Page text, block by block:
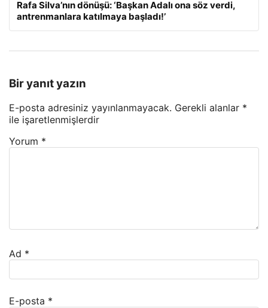
Rafa Silva’nın dönüşü: ‘Başkan Adalı ona söz verdi,
antrenmanlara katılmaya başladı!’
Bir yanıt yazın
E-posta adresiniz yayınlanmayacak. Gerekli alanlar *
ile işaretlenmişlerdir
Yorum *
Ad *
E-posta *